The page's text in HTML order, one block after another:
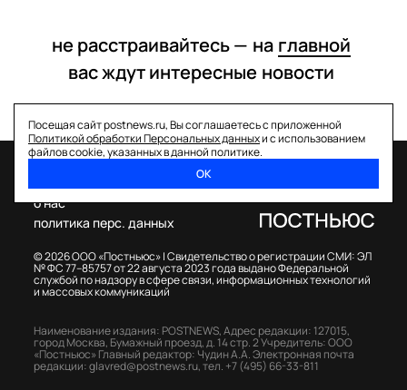
не расстраивайтесь — на главной
вас ждут интересные новости
Посещая сайт postnews.ru, Вы соглашаетесь с приложенной
Политикой обработки Персональных данныхи с использованием
файлов cookie, указанных в данной политике.
ОК
© 2026 ООО «Постньюс» |Свидетельство о регистрации СМИ: ЭЛ
№ ФС 77–85757 от 22 августа 2023 года выдано Федеральной
службой по надзору в сфере связи, информационных технологий
и массовых коммуникаций
о нас
политика перс. данных
Наименование издания: POSTNEWS,Адрес редакции: 127015,
город Москва, Бумажный проезд, д. 14 стр. 2Учредитель: ООО
«Постньюс» Главный редактор: Чудин А.А.Электронная почта
редакции:glavred@postnews.ru,тел. +7 (495) 66-33-811